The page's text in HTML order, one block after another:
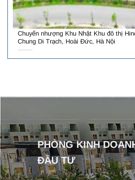
Chuyển nhượng Khu Nhật Khu đô thị
Chung Di Trạch, Hoài Đức, Hà Nội
PHÒNG KINH
ĐẦU TƯ